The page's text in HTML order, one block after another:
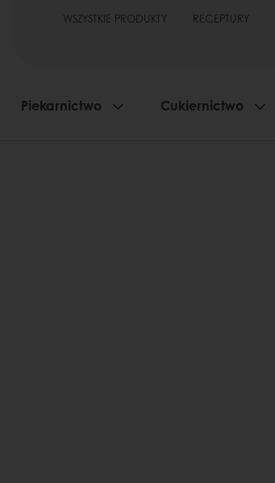
WSZYSTKIE PRODUKTY RECEPTURY
Piekarnictwo Cukiernictwo